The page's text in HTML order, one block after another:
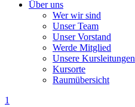
Über uns
Wer wir sind
Unser Team
Unser Vorstand
Werde Mitglied
Unsere Kursleitungen
Kursorte
Raumübersicht
1